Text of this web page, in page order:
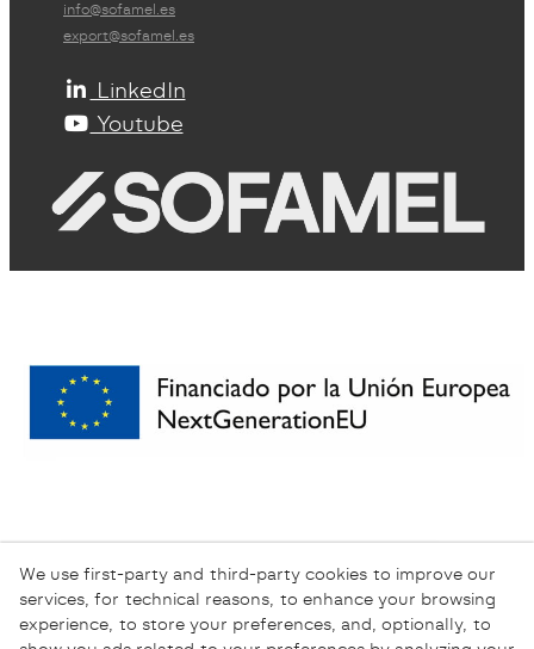
info@sofamel.es
export@sofamel.es
LinkedIn
Youtube
We use first-party and third-party cookies to improve our
services, for technical reasons, to enhance your browsing
experience, to store your preferences, and, optionally, to